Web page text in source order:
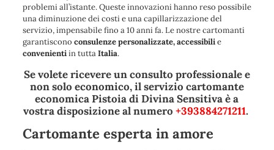
problemi all’istante. Queste innovazioni hanno reso possibile
una diminuzione dei costi e una capillarizzazione del
servizio, impensabile fino a 10 anni fa. Le nostre cartomanti
garantiscono consulenze personalizzate,accessibilie
convenientiin tuttaItalia.
Se volete ricevere un consulto professionale e
non solo economico, il servizio cartomante
economica Pistoia di Divina Sensitiva è a
vostra disposizione al numero +393884271211.
Cartomante esperta in amore